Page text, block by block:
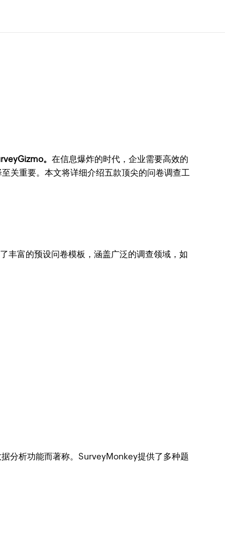
。在信息爆炸的时代，企业需要高效的
关重要。本文将详细介绍五款顶尖的问卷调查工
丰富的预设问卷模板，涵盖广泛的调查领域，如
分析功能而著称。SurveyMonkey提供了多种题